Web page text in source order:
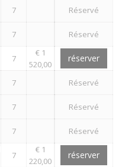
7
Réservé
7
Réservé
7
€ 1
520,00
réserver
7
Réservé
7
Réservé
7
Réservé
7
€ 1
220,00
réserver